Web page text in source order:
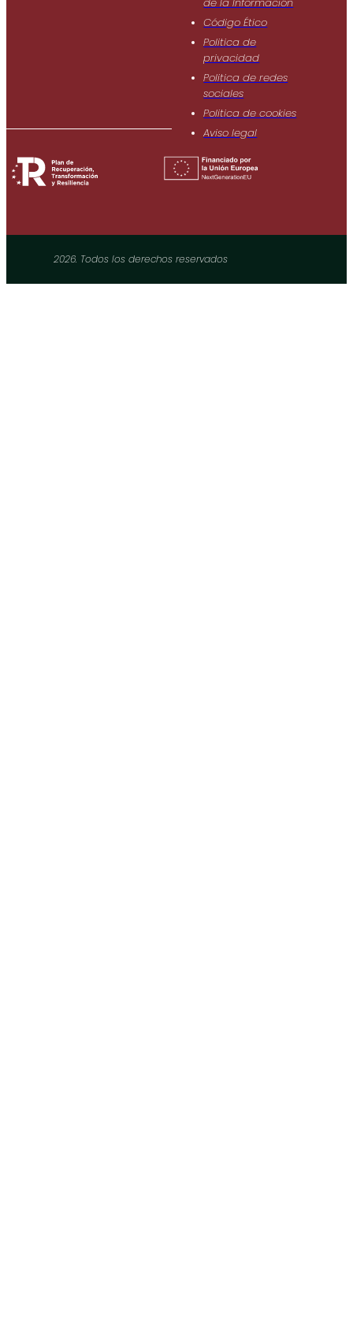
Código Ético
Politica de
privacidad
Politica de redes
sociales
Politica de cookies
Aviso legal
2026. Todos los derechos reservados​